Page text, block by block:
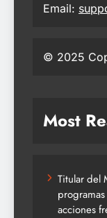
Email:
© 2025
Most
Titular del
acciones